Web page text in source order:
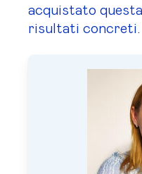
acquistato
risultati concreti.